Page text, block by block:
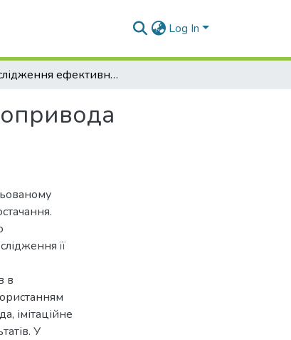
Log In
Дослідження ефективності регульованого електропривода насосної установки водопостачання
її
в
імітаційне
У